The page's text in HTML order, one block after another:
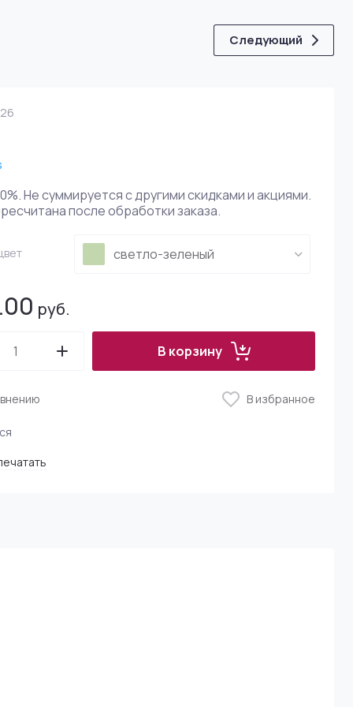
шнуров, кистей, цветов
Следующий
Не суммируется с другими скидками и акциями.
после обработки заказа.
светло-зеленый
руб.
В корзину
В избранное